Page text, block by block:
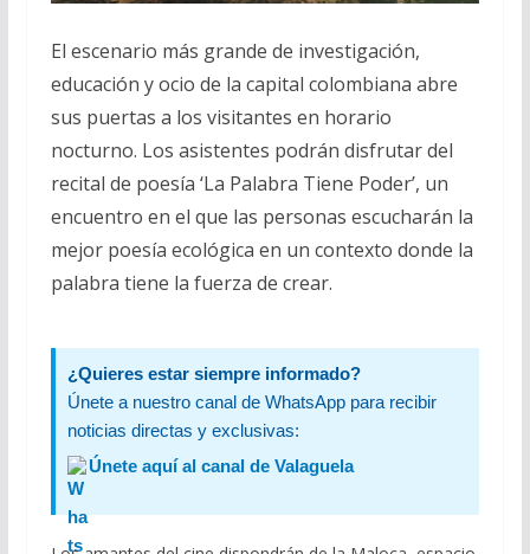
El escenario más grande de investigación,
educación y ocio de la capital colombiana abre
sus puertas a los visitantes en horario
nocturno. Los asistentes podrán disfrutar del
recital de poesía ‘La Palabra Tiene Poder’, un
encuentro en el que las personas escucharán la
mejor poesía ecológica en un contexto donde la
palabra tiene la fuerza de crear.
¿Quieres estar siempre informado?
Únete a nuestro canal de WhatsApp para recibir
noticias directas y exclusivas:
Únete aquí al canal de Valaguela